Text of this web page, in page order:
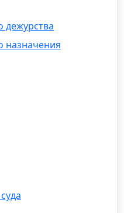
дежурства
назначения